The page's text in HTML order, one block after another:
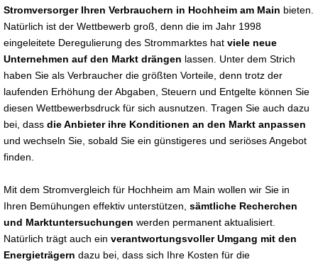
Stromversorger Ihren Verbrauchern in Hochheim am Main bieten.
Natürlich ist der Wettbewerb groß, denn die im Jahr 1998
eingeleitete Deregulierung des Strommarktes hat viele neue
Unternehmen auf den Markt drängen lassen. Unter dem Strich
haben Sie als Verbraucher die größten Vorteile, denn trotz der
laufenden Erhöhung der Abgaben, Steuern und Entgelte können Sie
diesen Wettbewerbsdruck für sich ausnutzen. Tragen Sie auch dazu
bei, dass die Anbieter ihre Konditionen an den Markt anpassen
und wechseln Sie, sobald Sie ein günstigeres und seriöses Angebot
finden.
Mit dem Stromvergleich für Hochheim am Main wollen wir Sie in
Ihren Bemühungen effektiv unterstützen, sämtliche Recherchen
und Marktuntersuchungen werden permanent aktualisiert.
Natürlich trägt auch ein verantwortungsvoller Umgang mit den
Energieträgern dazu bei, dass sich Ihre Kosten für die